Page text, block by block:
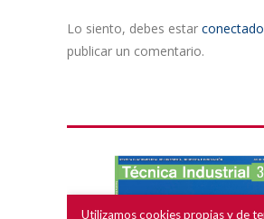
Lo siento, debes estar conectado
publicar un comentario.